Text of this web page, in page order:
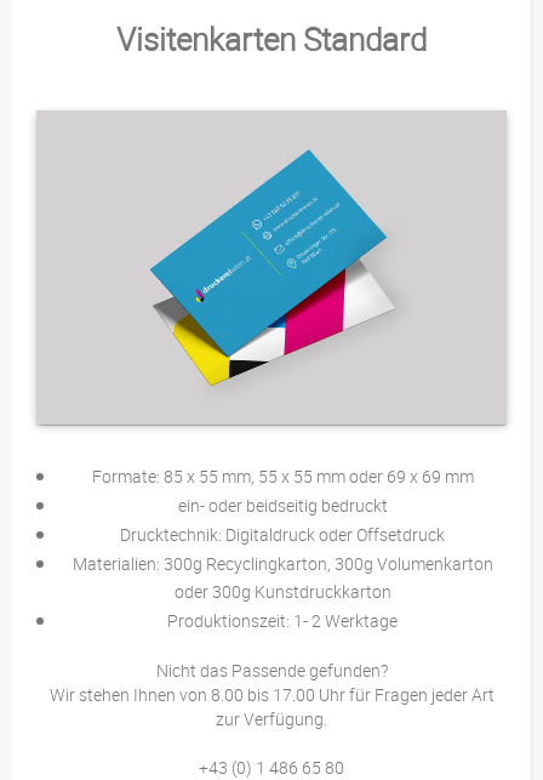
Visitenkarten Standard
Formate: 85 x 55 mm, 55 x 55 mm oder 69 x 69 mm
ein- oder beidseitig bedruckt
Drucktechnik: Digitaldruck oder Offsetdruck
Materialien: 300g Recyclingkarton, 300g Volumenkarton
oder 300g Kunstdruckkarton
Produktionszeit: 1- 2 Werktage
Nicht das Passende gefunden?
Wir stehen Ihnen von 8.00 bis 17.00 Uhr für Fragen jeder Art
zur Verfügung.
+43 (0) 1 486 65 80